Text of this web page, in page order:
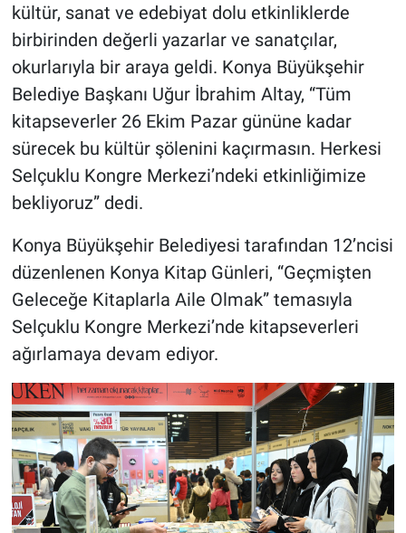
kültür, sanat ve edebiyat dolu etkinliklerde
birbirinden değerli yazarlar ve sanatçılar,
okurlarıyla bir araya geldi. Konya Büyükşehir
Belediye Başkanı Uğur İbrahim Altay, “Tüm
kitapseverler 26 Ekim Pazar gününe kadar
sürecek bu kültür şölenini kaçırmasın. Herkesi
Selçuklu Kongre Merkezi’ndeki etkinliğimize
bekliyoruz” dedi.
Konya Büyükşehir Belediyesi tarafından 12’ncisi
düzenlenen Konya Kitap Günleri, “Geçmişten
Geleceğe Kitaplarla Aile Olmak” temasıyla
Selçuklu Kongre Merkezi’nde kitapseverleri
ağırlamaya devam ediyor.